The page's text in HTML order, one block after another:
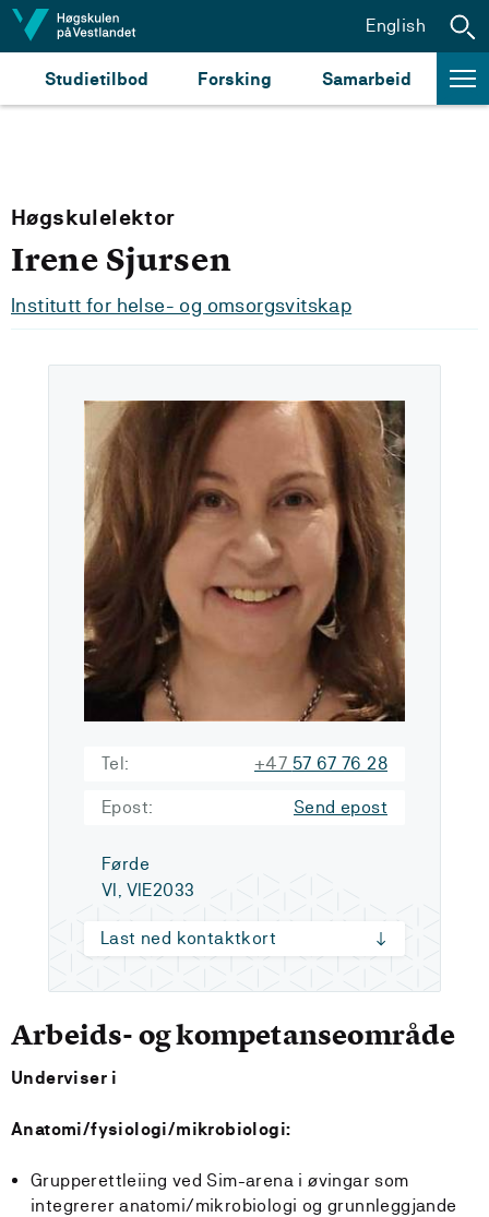
Hopp til innhald
Studietilbod Forsking Samarbeid
English
Høgskulelektor
Irene Sjursen
Institutt for helse- og omsorgsvitskap
Tel: +47 57 67 76 28
Epost: Send epost
Førde
VI, VIE2033
Last ned kontaktkort
Arbeids- og kompetanseområde
Underviser i
Anatomi/fysiologi/mikrobiologi:
Grupperettleiing ved Sim-arena i øvingar som
integrerer anatomi/mikrobiologi og grunnleggjande